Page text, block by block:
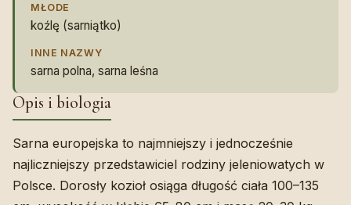
MŁODE
koźlę (sarniątko)
INNE NAZWY
sarna polna, sarna leśna
Opis i biologia
Sarna europejska to najmniejszy i jednocześnie
najliczniejszy przedstawiciel rodziny jeleniowatych w
Polsce. Dorosły kozioł osiąga długość ciała 100–135